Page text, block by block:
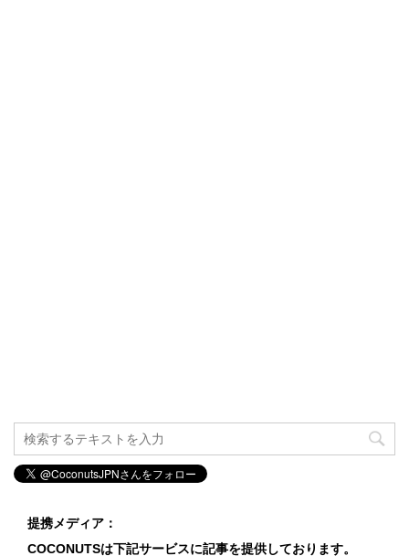
提携メディア：
COCONUTSは下記サービスに記事を提供しております。